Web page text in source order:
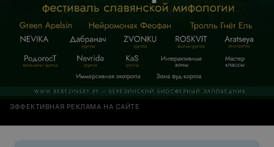
ЭФФЕКТИВНАЯ РЕКЛАМА НА САЙТЕ